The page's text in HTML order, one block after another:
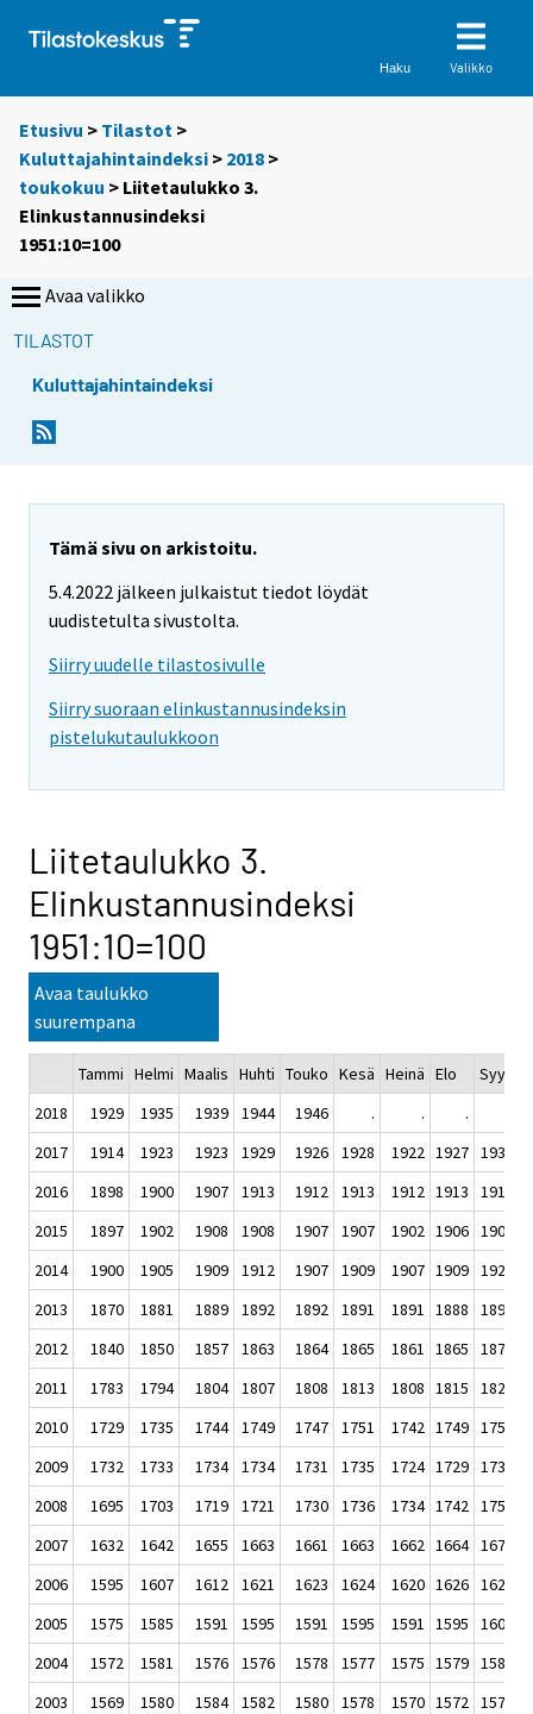
Haku Valikko
Etusivu > Tilastot >
Kuluttajahintaindeksi > 2018 >
toukokuu > Liitetaulukko 3.
Elinkustannusindeksi
1951:10=100
Avaa valikko
TILASTOT
Kuluttajahintaindeksi
Tämä sivu on arkistoitu.
5.4.2022 jälkeen julkaistut tiedot löydät
uudistetulta sivustolta.
Siirry uudelle tilastosivulle
Siirry suoraan elinkustannusindeksin
pistelukutaulukkoon
Liitetaulukko 3.
Elinkustannusindeksi
1951:10=100
Avaa taulukko
suurempana
Tammi Helmi Maalis Huhti Touko Kesä Heinä Elo Syys
2018
1929 1935 1939 1944 1946 . . .
2017
1914 1923 1923 1929 1926 1928 1922 1927 1931
2016
1898 1900 1907 1913 1912 1913 1912 1913 1916
2015
1897 1902 1908 1908 1907 1907 1902 1906 1908
2014
1900 1905 1909 1912 1907 1909 1907 1909 1920
2013
1870 1881 1889 1892 1892 1891 1891 1888 1894
2012
1840 1850 1857 1863 1864 1865 1861 1865 1872
2011
1783 1794 1804 1807 1808 1813 1808 1815 1823
2010
1729 1735 1744 1749 1747 1751 1742 1749 1757
2009
1732 1733 1734 1734 1731 1735 1724 1729 1732
2008
1695 1703 1719 1721 1730 1736 1734 1742 1750
2007
1632 1642 1655 1663 1661 1663 1662 1664 1671
2006
1595 1607 1612 1621 1623 1624 1620 1626 1629
2005
1575 1585 1591 1595 1591 1595 1591 1595 1604
2004
1572 1581 1576 1576 1578 1577 1575 1579 1585
2003
1569 1580 1584 1582 1580 1578 1570 1572 1579